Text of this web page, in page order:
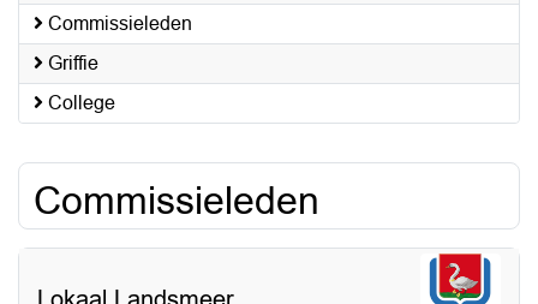
Commissieleden
Griffie
College
Commissieleden
Lokaal Landsmeer